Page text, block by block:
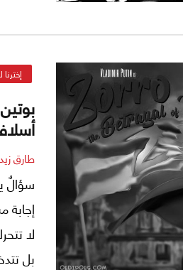
فهم
بديلاً
قوة
دولي
طارق
سؤالٌ
إجابة
لا
بل